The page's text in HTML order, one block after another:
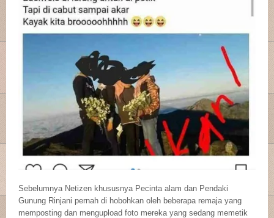
Sebelumnya Netizen khususnya Pecinta alam dan Pendaki
Gunung Rinjani pernah di hobohkan oleh beberapa remaja yang
memposting dan mengupload foto mereka yang sedang memetik